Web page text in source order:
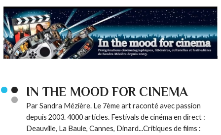
IN THE MOOD FOR CINEMA
Par Sandra Mézière. Le 7ème art raconté avec passion
depuis 2003. 4000 articles. Festivals de cinéma en direct :
Deauville, La Baule, Cannes, Dinard...Critiques de films :